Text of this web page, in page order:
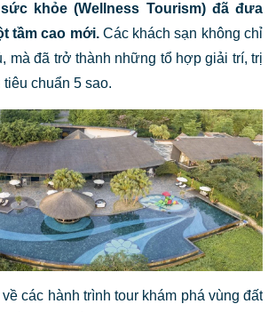
khỏe (Wellness Tourism) đã đưa
tầm cao mới. Các khách sạn không chỉ
mà đã trở thành những tổ hợp giải trí, trị
tiêu chuẩn 5 sao.
các hành trình tour khám phá vùng đất